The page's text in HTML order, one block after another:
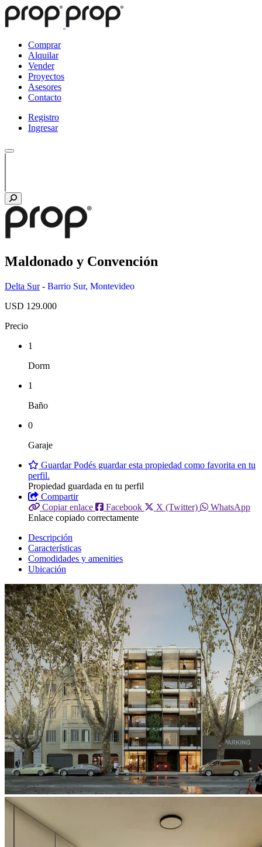
Comprar
Alquilar
Vender
Proyectos
Asesores
Contacto
Registro
Ingresar
Maldonado y Convención
Delta Sur- Barrio Sur, Montevideo
USD 129.000
Precio
1
Dorm
1
Baño
0
Garaje
GuardarPodés guardar esta propiedad como favorita en tu
perfil.
Propiedad guardada en tu perfil
Compartir
Copiar enlace
Facebook X (Twitter)
WhatsApp
Enlace copiado correctamente
Descripción
Características
Comodidades y amenities
Ubicación